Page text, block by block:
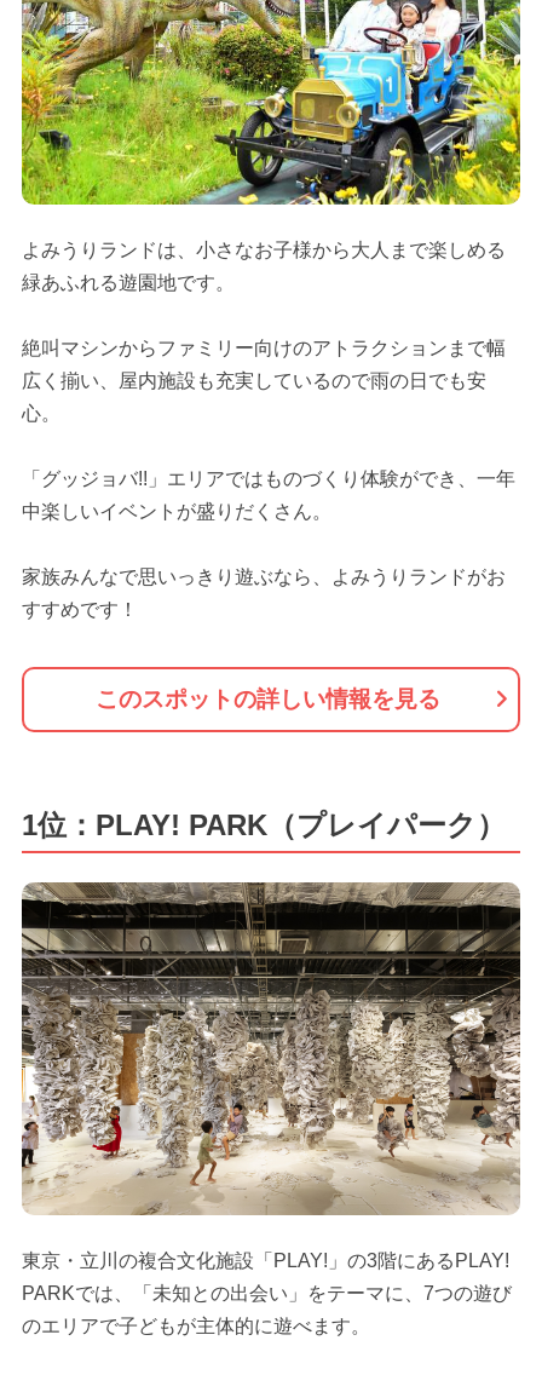
よみうりランドは、小さなお子様から大人まで楽しめる
緑あふれる遊園地です。
絶叫マシンからファミリー向けのアトラクションまで幅
広く揃い、屋内施設も充実しているので雨の日でも安
心。
「グッジョバ!!」エリアではものづくり体験ができ、一年
中楽しいイベントが盛りだくさん。
家族みんなで思いっきり遊ぶなら、よみうりランドがお
すすめです！
このスポットの詳しい情報を見る
1位：PLAY! PARK（プレイパーク）
東京・立川の複合文化施設「PLAY!」の3階にあるPLAY!
PARKでは、「未知との出会い」をテーマに、7つの遊び
のエリアで子どもが主体的に遊べます。